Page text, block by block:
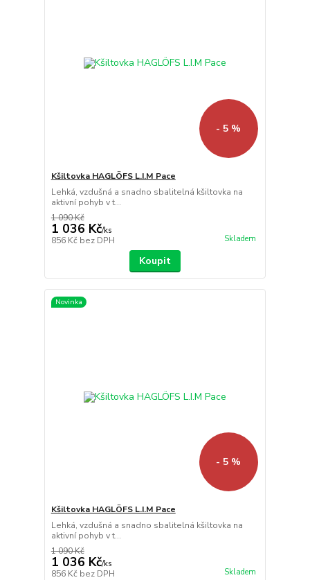
- 5 %
Kšiltovka HAGLÖFS L.I.M Pace
Lehká, vzdušná a snadno sbalitelná kšiltovka na
aktivní pohyb v t...
1 090 Kč
1 036 Kč/ks
856 Kč bez DPH Skladem
Koupit
Novinka
- 5 %
Kšiltovka HAGLÖFS L.I.M Pace
Lehká, vzdušná a snadno sbalitelná kšiltovka na
aktivní pohyb v t...
1 090 Kč
1 036 Kč/ks
856 Kč bez DPH Skladem